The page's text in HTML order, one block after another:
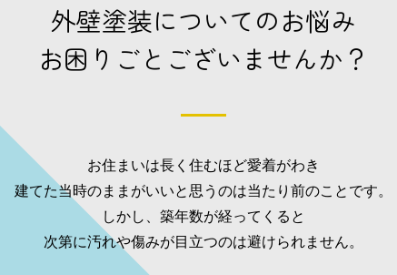
外壁塗装についてのお悩み
お困りごとございませんか？
お住まいは長く住むほど愛着がわき
建てた当時のままがいいと思うのは当たり前のことです。
しかし、築年数が経ってくると
次第に汚れや傷みが目立つのは避けられません。